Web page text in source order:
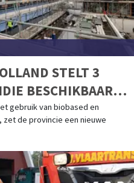
STELT 3
BESCHIKBAAR
gebruik van biobased en
de provincie een nieuwe